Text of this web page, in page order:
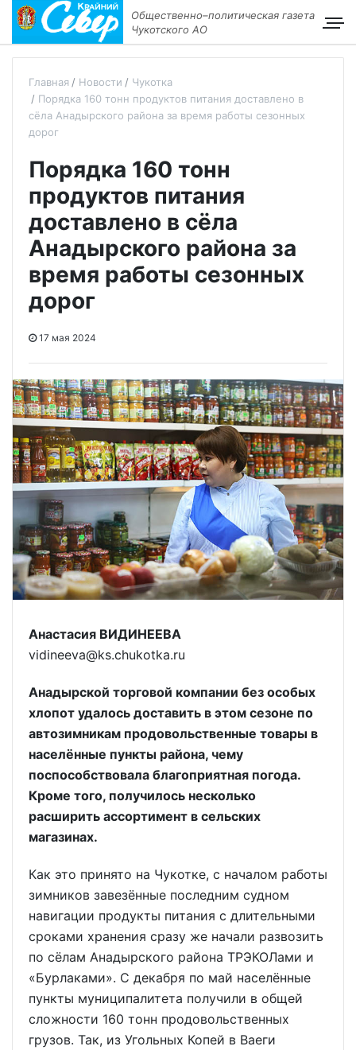
Общественно–политическая газета
Чукотского АО
Главная Новости
Чукотка
Порядка 160 тонн продуктов питания доставлено в
сёла Анадырского района за время работы сезонных
дорог
Порядка 160 тонн
продуктов питания
доставлено в сёла
Анадырского района за
время работы сезонных
дорог
17 мая 2024
Анастасия ВИДИНЕЕВА
vidineeva@ks.chukotka.ru
Анадырской торговой компании без особых
хлопот удалось доставить в этом сезоне по
автозимникам продовольственные товары в
населённые пункты района, чему
поспособствовала благоприятная погода.
Кроме того, получилось несколько
расширить ассортимент в сельских
магазинах.
Как это принято на Чукотке, с началом работы
зимников завезённые последним судном
навигации продукты питания с длительными
сроками хранения сразу же начали развозить
по сёлам Анадырского района ТРЭКОЛами и
«Бурлаками». С декабря по май населённые
пункты муниципалитета получили в общей
сложности 160 тонн продовольственных
грузов. Так, из Угольных Копей в Ваеги